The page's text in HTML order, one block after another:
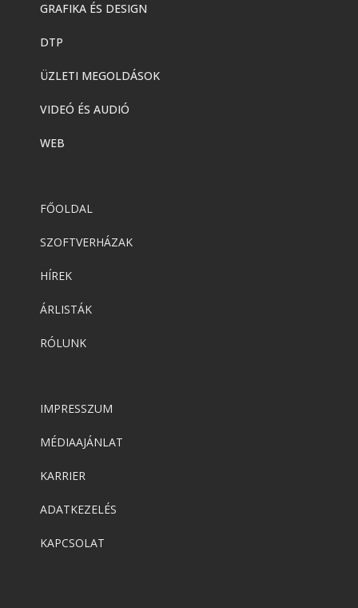
GRAFIKA ÉS DESIGN
DTP
ÜZLETI MEGOLDÁSOK
VIDEÓ ÉS AUDIÓ
WEB
FŐOLDAL
SZOFTVERHÁZAK
HÍREK
ÁRLISTÁK
RÓLUNK
IMPRESSZUM
MÉDIAAJÁNLAT
KARRIER
ADATKEZELÉS
KAPCSOLAT